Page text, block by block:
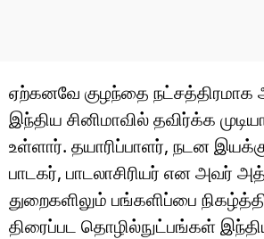
ஏற்கனவே குழந்தை நட்சத்திரமாக
இந்திய சினிமாவில் தவிர்க்க
உள்ளார். தயாரிப்பாளர், நடன
பாடகர், பாடலாசிரியர் என அவர்
துறைகளிலும் பங்களிப்பை
திரைப்பட தொழில்நுட்பங்கள்